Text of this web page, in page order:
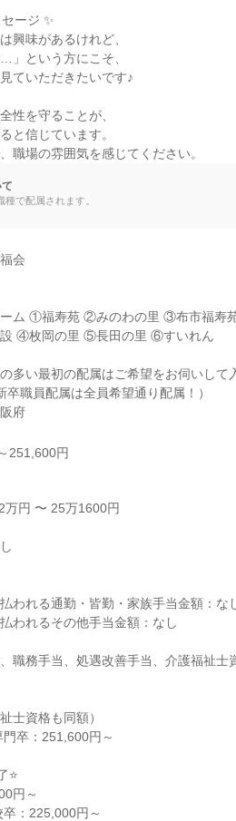
ージ ✨
興味があるけれど、
」という方にこそ、
ていただきたいです♪
性を守ることが、
と信じています。
職場の雰囲気を感じてください。
種で配属されます。
会
ーム ①福寿苑 ②みのわの里 ③布市福寿
設 ④枚岡の里 ⑤長田の里 ⑥すいれん
多い最初の配属はご希望をお伺いして
卒職員配属は全員希望通り配属！）
府
251,600円
万円 〜 25万1600円
われる通勤・皆勤・家族手当金額：な
われるその他手当金額：なし
職務手当、処遇改善手当、介護福祉士
士資格も同額）
⭐